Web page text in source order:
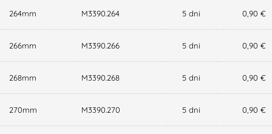
264mm M3390.264 5 dni 0,90 €
266mm M3390.266 5 dni 0,90 €
268mm M3390.268 5 dni 0,90 €
270mm M3390.270 5 dni 0,90 €